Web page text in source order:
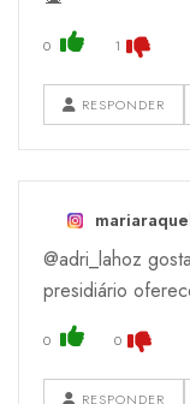
0 1
RESPONDER
@adri_lahoz
presidiário
0 0
RESPONDER